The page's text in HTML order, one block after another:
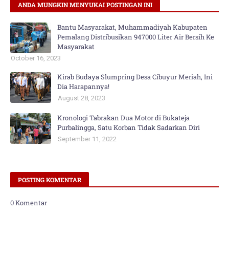
ANDA MUNGKIN MENYUKAI POSTINGAN INI
Bantu Masyarakat, Muhammadiyah Kabupaten
Pemalang Distribusikan 947000 Liter Air Bersih Ke
Masyarakat
October 16, 2023
Kirab Budaya Slumpring Desa Cibuyur Meriah, Ini
Dia Harapannya!
August 28, 2023
Kronologi Tabrakan Dua Motor di Bukateja
Purbalingga, Satu Korban Tidak Sadarkan Diri
September 11, 2022
POSTING KOMENTAR
0 Komentar